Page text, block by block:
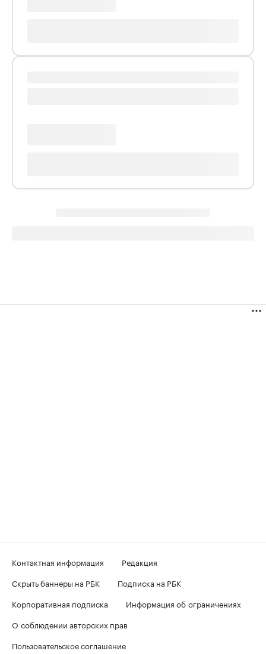
Контактная информация
Редакция
Скрыть баннеры на РБК
Подписка на РБК
Корпоративная подписка
Информация об ограничениях
О соблюдении авторских прав
Пользовательское соглашение